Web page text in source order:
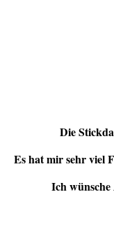
Die
Es hat mir sehr viel
Ich wünsche